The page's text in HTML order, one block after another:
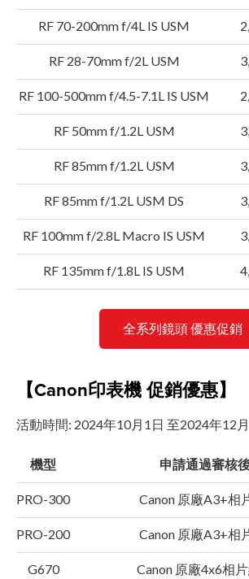
RF 70-200mm f/4L IS USM
RF 28-70mm f/2L USM
RF 100-500mm f/4.5-7.1L IS USM
RF 50mm f/1.2L USM
RF 85mm f/1.2L USM
RF 85mm f/1.2L USM DS
RF 100mm f/2.8L Macro IS USM
RF 135mm f/1.8L IS USM
全系列鏡頭 優惠促銷
【Canon印表機 促銷優惠】
活動時間: 2024年10月1日 至2024年12
機型 申請通過審核
PRO-300 Canon 原廠A3+相
PRO-200 Canon 原廠A3+相
G670 Canon 原廠4x6相